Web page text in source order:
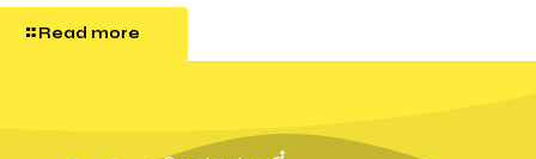
Read more